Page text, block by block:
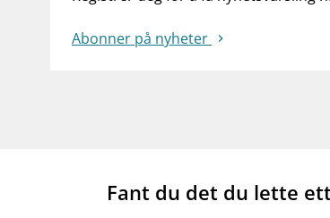
Abonner på nyheter
Fant du det du lette